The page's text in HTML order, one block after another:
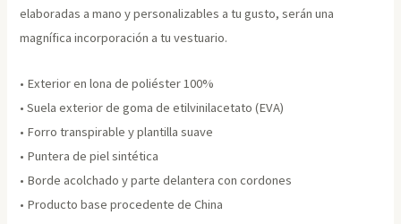
cantidad
elaboradas a mano y personalizables a tu gusto, serán una
magnífica incorporación a tu vestuario.
• Exterior en lona de poliéster 100%
• Suela exterior de goma de etilvinilacetato (EVA)
• Forro transpirable y plantilla suave
• Puntera de piel sintética
• Borde acolchado y parte delantera con cordones
• Producto base procedente de China